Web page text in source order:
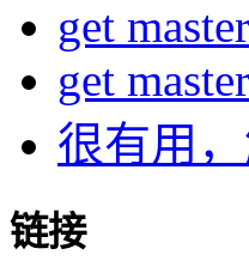
get
get
很有用
链接